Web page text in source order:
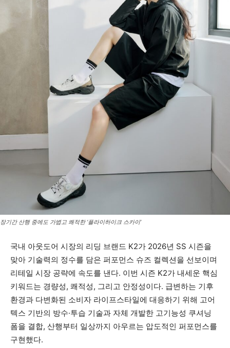
장기간 산행 중에도 가볍고 쾌적한 ‘플라이하이크 스카이’
국내 아웃도어 시장의 리딩 브랜드 K2가 2026년 SS 시즌을
맞아 기술력의 정수를 담은 퍼포먼스 슈즈 컬렉션을 선보이며
리테일 시장 공략에 속도를 낸다. 이번 시즌 K2가 내세운 핵심
키워드는 경량성, 쾌적성, 그리고 안정성이다. 급변하는 기후
환경과 다변화된 소비자 라이프스타일에 대응하기 위해 고어
텍스 기반의 방수·투습 기술과 자체 개발한 고기능성 쿠셔닝
폼을 결합, 산행부터 일상까지 아우르는 압도적인 퍼포먼스를
구현했다.